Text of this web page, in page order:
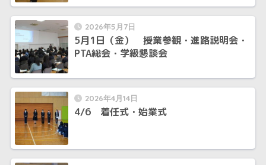
2026年5月7日
5月1日（金） 授業参観・進路説明会・
PTA総会・学級懇談会
2026年4月14日
4/6 着任式・始業式